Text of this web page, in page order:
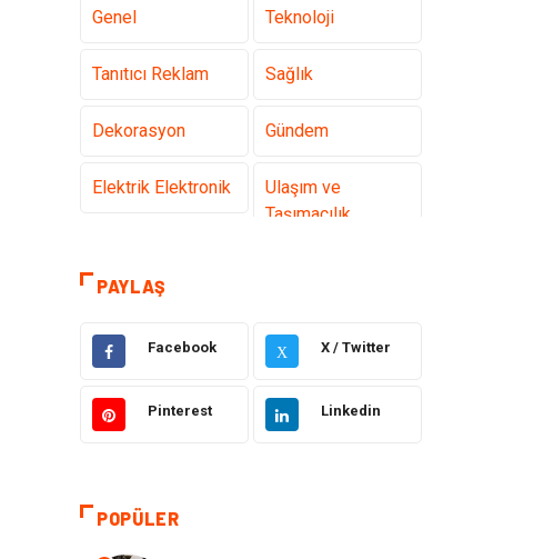
Genel Teknoloji
Tanıtıcı Reklam Sağlık
Dekorasyon Gündem
Elektrik Elektronik
Ulaşım ve
Taşımacılık
Gıda
Yazılım
Otomotiv
PAYLAŞ
Facebook X X / Twitter
Pinterest Linkedin
POPÜLER